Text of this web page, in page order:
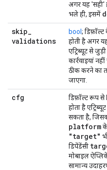
अगर यह 'सही'
भले ही, इसमें
skip_
validations
bool ; डिफ़ॉल्ट
होती है अगर
एट्रिब्यूट से
कार्रवाइयां
ठीक करने का
जाएगा.
cfg डिफ़ॉल्ट रूप से
होता है
सकता है,
platform
"target"
डिपेंडेंसी
मोबाइल
सामान्य